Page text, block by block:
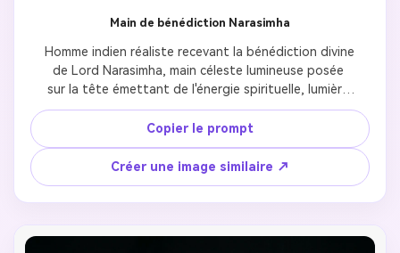
Main de bénédiction Narasimha
Homme indien réaliste recevant la bénédiction divine
de Lord Narasimha, main céleste lumineuse posée
sur la tête émettant de l'énergie spirituelle, lumière
dorée chaude créant une aura protectrice, énergie
spirituelle visible à travers des effets de particules,
réalisme cinématographique capturant le moment
sacré de bénédiction, texture de peau ultra
détaillée montrant une dévotion authentique,
expression émotionnelle transmettant la gratitude
atmosphère de dévotion avec ambiance de temple,
Copier le prompt
Créer une image similaire ↗